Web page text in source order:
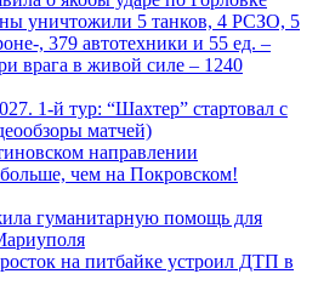
уничтожили 5 танков, 4 РСЗО, 5
, 379 автотехники и 55 ед. –
врага в живой силе – 1240
1-й тур: “Шахтер” стартовал с
матчей)
направлении
чем на Покровском!
гуманитарную помощь для
на питбайке устроил ДТП в